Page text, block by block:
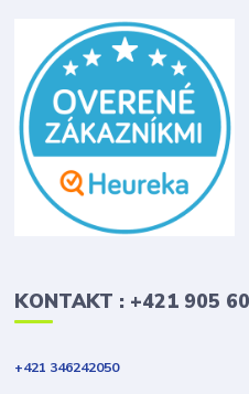
KONTAKT : +421 905
+421 346242050